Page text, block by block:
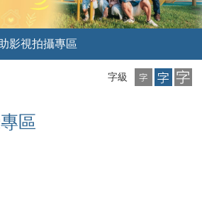
影視拍攝專區
字級
小
字
中
字
大
字
區